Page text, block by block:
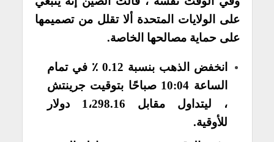
على الولايات المتحدة ألا تقلل من تصميمها
على حماية مصالحها الخاصة.
انخفض الذهب بنسبة 0.12 ٪ في تمام
الساعة 10:04 صباحًا بتوقيت جرينتش
، ليتداول مقابل 1،298.16 دولار
للأوقية.